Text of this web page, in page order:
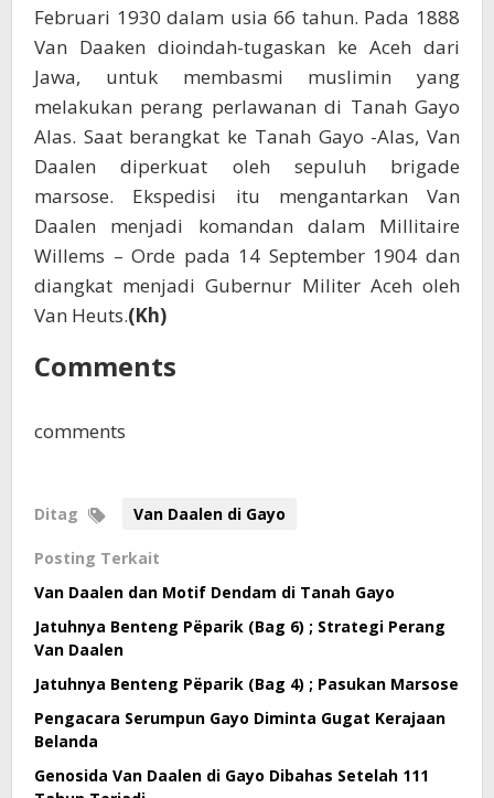
Februari 1930 dalam usia 66 tahun. Pada 1888
Van Daaken dioindah-tugaskan ke Aceh dari
Jawa, untuk membasmi muslimin yang
melakukan perang perlawanan di Tanah Gayo
Alas. Saat berangkat ke Tanah Gayo -Alas, Van
Daalen diperkuat oleh sepuluh brigade
marsose. Ekspedisi itu mengantarkan Van
Daalen menjadi komandan dalam Millitaire
Willems – Orde pada 14 September 1904 dan
diangkat menjadi Gubernur Militer Aceh oleh
Van Heuts.(Kh)
Comments
comments
Ditag Van Daalen di Gayo
Posting Terkait
Van Daalen dan Motif Dendam di Tanah Gayo
Jatuhnya Benteng Pëparik (Bag 6) ; Strategi Perang
Van Daalen
Jatuhnya Benteng Pëparik (Bag 4) ; Pasukan Marsose
Pengacara Serumpun Gayo Diminta Gugat Kerajaan
Belanda
Genosida Van Daalen di Gayo Dibahas Setelah 111